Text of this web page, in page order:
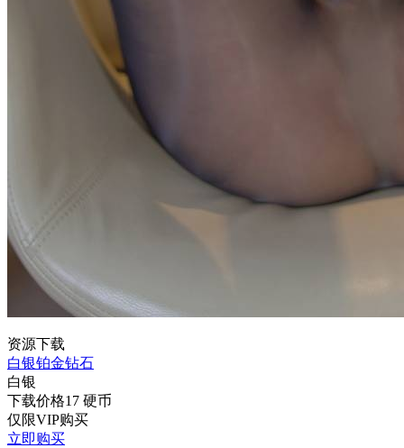
资源下载
白银铂金钻石
白银
下载价格17 硬币
仅限VIP购买
立即购买